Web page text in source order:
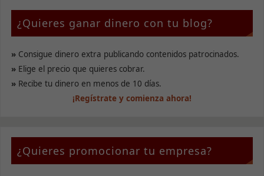
¿Quieres ganar dinero con tu blog?
»Consigue dinero extra publicando contenidos patrocinados.
»Elige el precio que quieres cobrar.
»Recibe tu dinero en menos de 10 días.
¡Regístrate y comienza ahora!
¿Quieres promocionar tu empresa?
Estas
son
Son